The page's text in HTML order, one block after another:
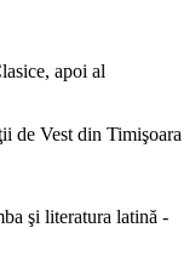
apoi al
de Vest din Timişoara
şi literatura latină -